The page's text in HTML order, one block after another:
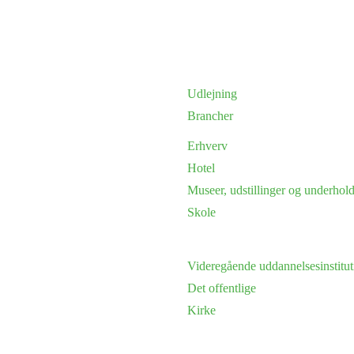
Udlejning
Brancher
Erhverv
Hotel
Museer, udstillinger og
Skole
Videregående
Det offentlige
Kirke